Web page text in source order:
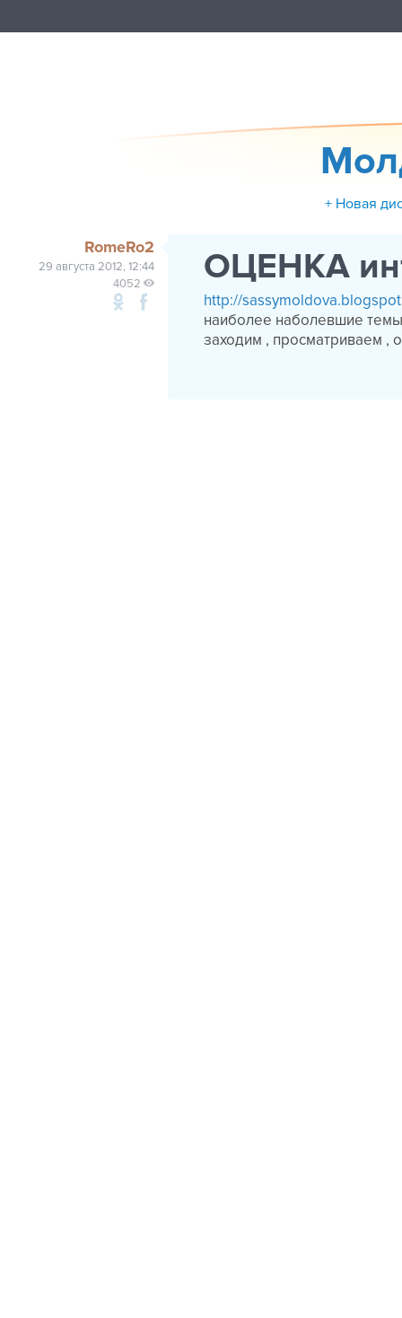
+ Новая
RomeRo2
29 августа 2012, 12:44
4052
ОЦЕНКА
http://
наиболее наболевшие
заходим , просматриваем ,